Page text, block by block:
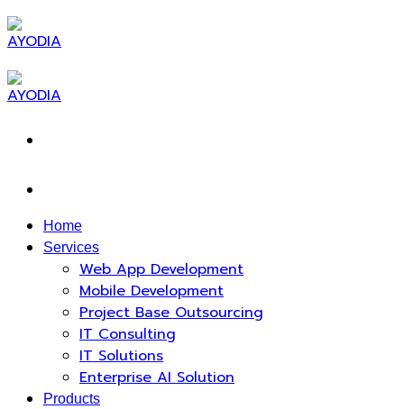
Skip
to
Home
Services
Web App Development
Mobile Development
Project Base Outsourcing
IT Consulting
IT Solutions
Enterprise AI Solution
Products